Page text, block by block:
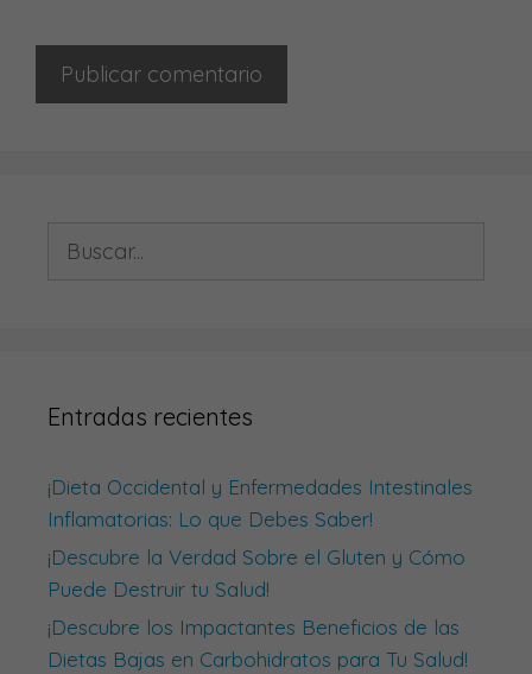
Buscar:
Entradas recientes
¡Dieta Occidental y Enfermedades Intestinales
Inflamatorias: Lo que Debes Saber!
¡Descubre la Verdad Sobre el Gluten y Cómo
Puede Destruir tu Salud!
¡Descubre los Impactantes Beneficios de las
Dietas Bajas en Carbohidratos para Tu Salud!